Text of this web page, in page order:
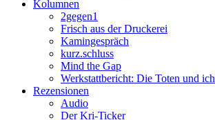
Kolumnen
2gegen1
Frisch aus der Druckerei
Kamingespräch
kurz.schluss
Mind the Gap
Werkstattbericht: Die Toten und ich
Rezensionen
Audio
Der Kri-Ticker